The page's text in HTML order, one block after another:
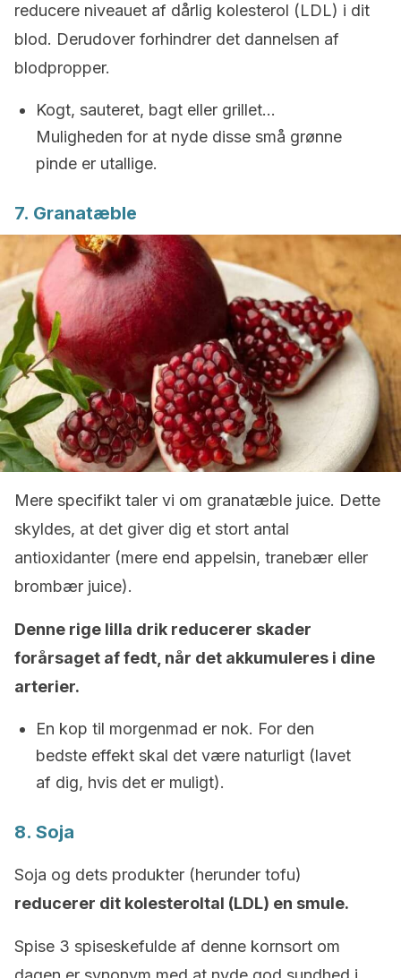
reducere niveauet af dårlig kolesterol (LDL) i dit
blod. Derudover forhindrer det dannelsen af
blodpropper.
Kogt, sauteret, bagt eller grillet…
Muligheden for at nyde disse små grønne
pinde er utallige.
7. Granatæble
Mere specifikt taler vi om granatæble juice. Dette
skyldes, at det giver dig et stort antal
antioxidanter (mere end appelsin, tranebær eller
brombær juice).
Denne rige lilla drik reducerer skader
forårsaget af fedt, når det akkumuleres i dine
arterier.
En kop til morgenmad er nok. For den
bedste effekt skal det være naturligt (lavet
af dig, hvis det er muligt).
8. Soja
Soja og dets produkter (herunder tofu)
reducerer dit kolesteroltal (LDL) en smule.
Spise 3 spiseskefulde af denne kornsort om